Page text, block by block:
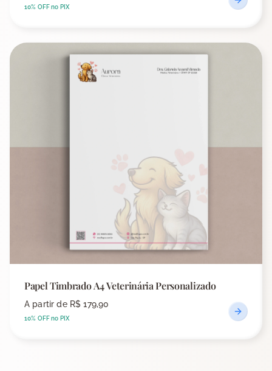
10% OFF no PIX
Papel Timbrado A4 Veterinária Personalizado
A partir de R$ 179,90
10% OFF no PIX